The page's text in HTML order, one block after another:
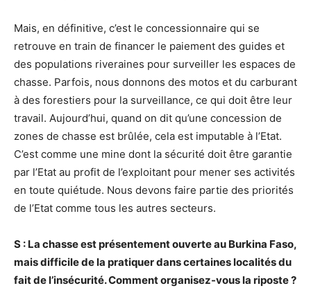
Mais, en définitive, c’est le concessionnaire qui se
retrouve en train de financer le paiement des guides et
des populations riveraines pour surveiller les espaces de
chasse. Parfois, nous donnons des motos et du carburant
à des forestiers pour la surveillance, ce qui doit être leur
travail. Aujourd’hui, quand on dit qu’une concession de
zones de chasse est brûlée, cela est imputable à l’Etat.
C’est comme une mine dont la sécurité doit être garantie
par l’Etat au profit de l’exploitant pour mener ses activités
en toute quiétude. Nous devons faire partie des priorités
de l’Etat comme tous les autres secteurs.
S : La chasse est présentement ouverte au Burkina Faso,
mais difficile de la pratiquer dans certaines localités du
fait de l’insécurité. Comment organisez-vous la riposte ?